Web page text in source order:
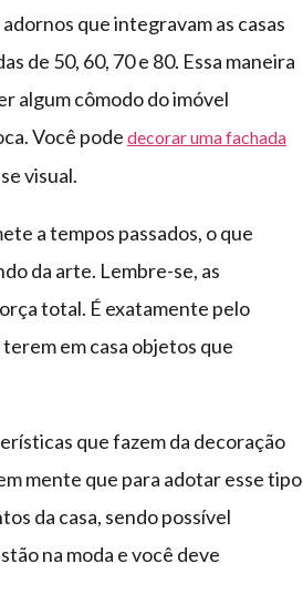
que integravam as casas
de 50, 60, 70 e 80. Essa maneira
algum cômodo do imóvel
Você pode decorar uma fachada
visual.
a tempos passados, o que
da arte. Lembre-se, as
total. É exatamente pelo
em casa objetos que
que fazem da decoração
mente que para adotar esse tipo
da casa, sendo possível
na moda e você deve